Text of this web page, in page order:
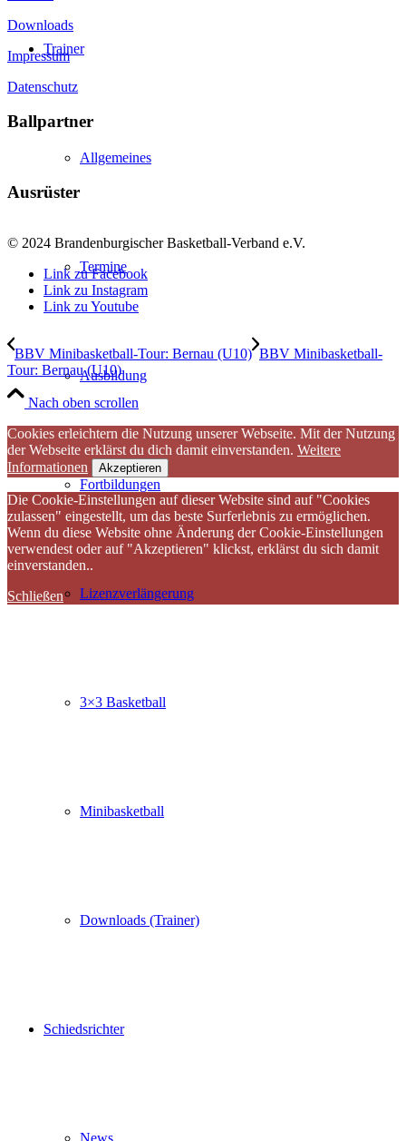
Trainer
Allgemeines
Termine
Ausbildung
Fortbildungen
Lizenzverlängerung
3×3 Basketball
Minibasketball
Downloads (Trainer)
Schiedsrichter
News
Downloads
Impressum
Datenschutz
Ballpartner
Ausrüster
© 2024 Brandenburgischer Basketball-Verband e.V.
Link zu Facebook
Link zu Instagram
Link zu Youtube
BBV Minibasketball-Tour: Bernau (U10) BBV Minibasketball-
Tour: Bernau (U10)
Nach oben scrollen
Cookies erleichtern die Nutzung unserer Webseite. Mit der Nutzung
der Webseite erklärst du dich damit einverstanden. Weitere
Informationen
Akzeptieren
Die Cookie-Einstellungen auf dieser Website sind auf "Cookies
zulassen" eingestellt, um das beste Surferlebnis zu ermöglichen.
Wenn du diese Website ohne Änderung der Cookie-Einstellungen
verwendest oder auf "Akzeptieren" klickst, erklärst du sich damit
einverstanden..
Schließen